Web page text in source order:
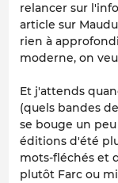
relancer sur
article sur
rien à
moderne, on
Et j'attends
(quels bandes
se bouge un
éditions d'été
mots-fléchés et
plutôt Farc ou